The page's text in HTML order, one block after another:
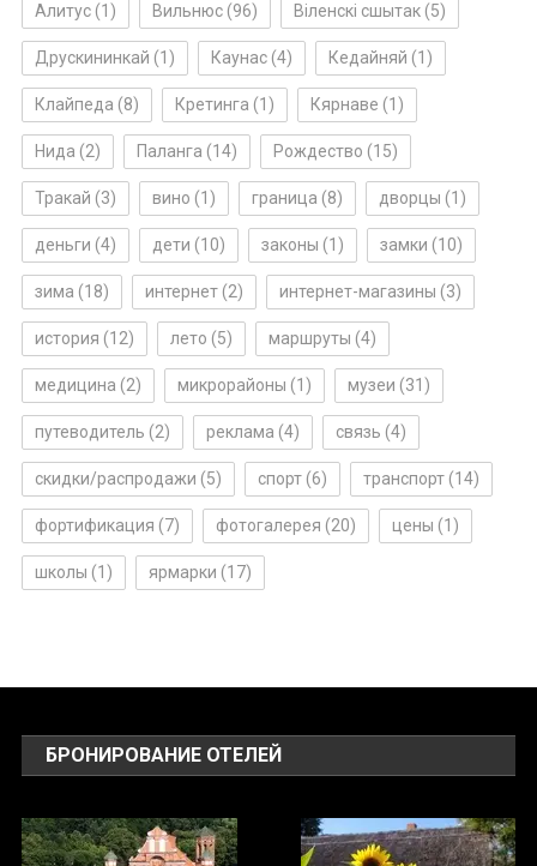
Алитус(1) Вильнюс(96) Віленскі сшытак(5)
Друскининкай (1) Каунас(4) Кедайняй (1)
Клайпеда (8) Кретинга (1) Кярнаве (1)
Нида (2) Паланга (14) Рождество (15)
Тракай (3) вино (1) граница (8) дворцы (1)
деньги (4) дети (10) законы (1) замки (10)
зима (18) интернет(2) интернет-магазины (3)
история (12) лето (5) маршруты (4)
медицина (2) микрорайоны (1) музеи (31)
путеводитель (2) реклама (4) связь (4)
скидки/распродажи (5) спорт(6) транспорт(14)
фортификация (7) фотогалерея (20) цены (1)
школы (1) ярмарки (17)
БРОНИРОВАНИЕ ОТЕЛЕЙ